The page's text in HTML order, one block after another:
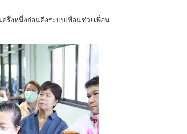
รึ่งหนึ่งก่อนคือระบบเพื่อนช่วยเพื่อน